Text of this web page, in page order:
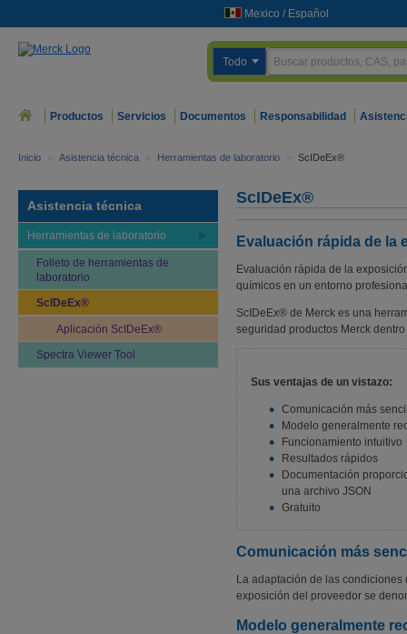
Mexico / Español
Todo
Productos Servicios Documentos Responsabilidad
Inicio > Asistencia técnica > Herramientas de laboratorio > ScIDeEx®
Asistencia técnica
Herramientas de laboratorio
Folleto de herramientas de
laboratorio
ScIDeEx®
Aplicación ScIDeEx®
Spectra Viewer Tool
ScIDeEx®
Evaluación rápida de
Evaluación rápida de la
químicos en un entorno
ScIDeEx® de Merck es una
seguridad productos Merck
Sus ventajas de un vistazo:
Comunicación más
Modelo generalmente
Funcionamiento intuitivo
Resultados rápidos
Documentación
una archivo JSON
Gratuito
Comunicación más
La adaptación de las
exposición del proveedor se
Modelo generalmente